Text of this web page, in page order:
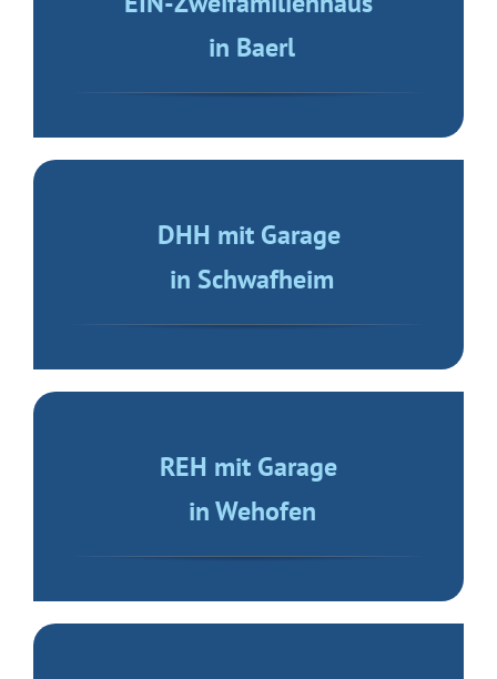
in Baerl
DHH mit Garage
in Schwafheim
REH mit Garage
in Wehofen